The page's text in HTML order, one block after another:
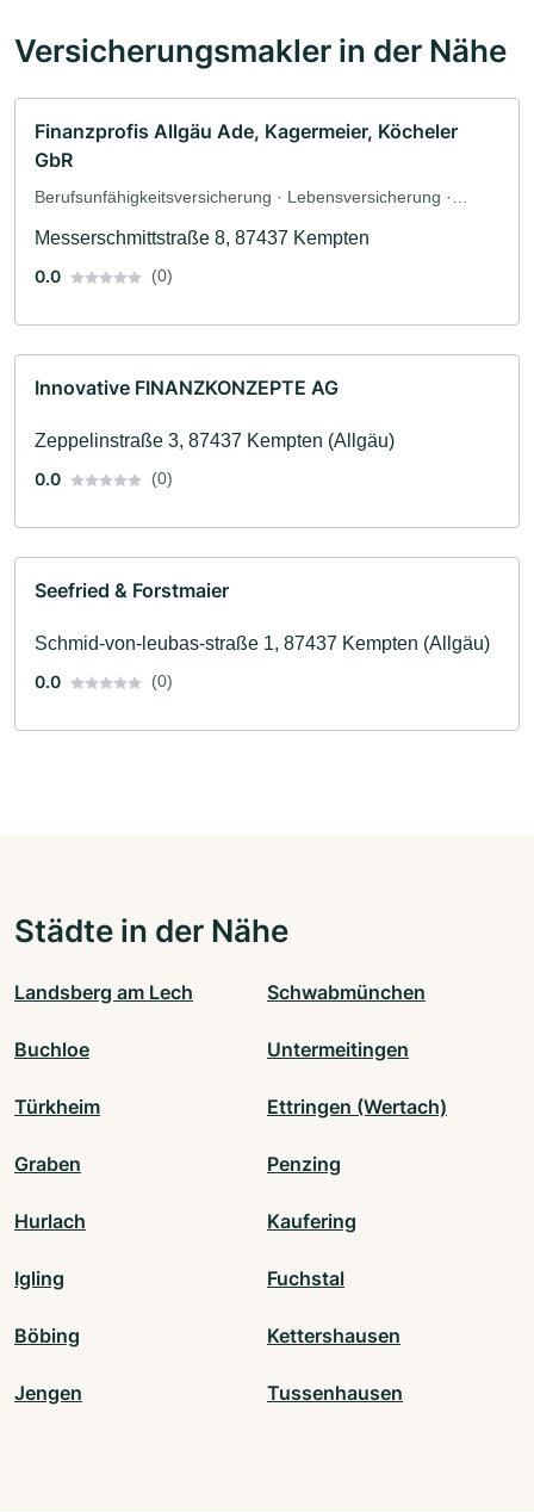
Versicherungsmakler in der Nähe
Finanzprofis Allgäu Ade, Kagermeier, Köcheler
GbR
Berufsunfähigkeitsversicherung · Lebensversicherung ·
Messerschmittstraße 8, 87437 Kempten
0.0
(0)
Innovative FINANZKONZEPTE AG
Zeppelinstraße 3, 87437 Kempten (Allgäu)
0.0
(0)
Seefried & Forstmaier
Schmid-von-leubas-straße 1, 87437 Kempten (Allgäu)
0.0
(0)
Städte in der Nähe
Landsberg am Lech Schwabmünchen
Buchloe Untermeitingen
Türkheim Ettringen (Wertach)
Graben Penzing
Hurlach Kaufering
Igling Fuchstal
Böbing Kettershausen
Jengen Tussenhausen